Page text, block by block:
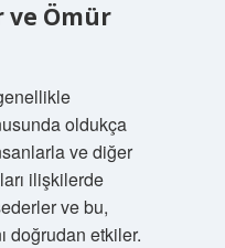
ve Ömür
oldukça
ve diğer
ilişkilerde
ve bu,
doğrudan etkiler.